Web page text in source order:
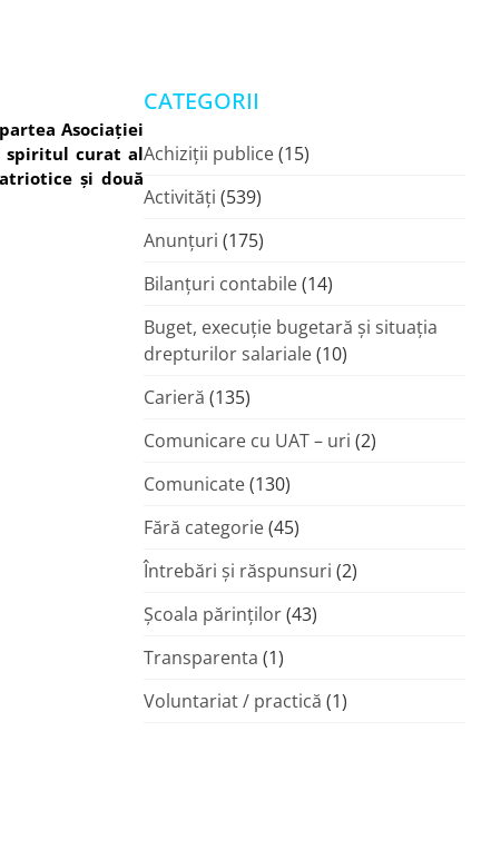
Asociației
spiritul curat al
și două
CATEGORII
Achiziții publice(15)
Activități (539)
Anunțuri (175)
Bilanțuri contabile(14)
Buget, execuție bugetară și situația
drepturilor salariale(10)
Carieră (135)
Comunicare cu UAT – uri (2)
Comunicate(130)
Fără categorie(45)
Întrebări și răspunsuri (2)
Şcoala părinţilor(43)
Transparenta (1)
Voluntariat / practică (1)